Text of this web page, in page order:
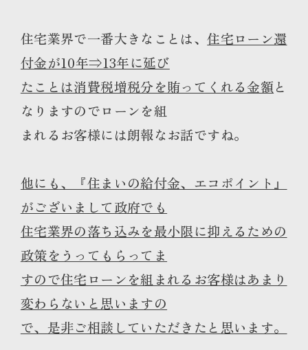
住宅業界で一番大きなことは、住宅ローン還
付金が10年⇒13年に延び
たことは消費税増税分を賄ってくれる金額と
なりますのでローンを組
まれるお客様には朗報なお話ですね。
他にも、『住まいの給付金、エコポイント』
がございまして政府でも
住宅業界の落ち込みを最小限に抑えるための
政策をうってもらってま
すので住宅ローンを組まれるお客様はあまり
変わらないと思いますの
で、是非ご相談していただきたと思います。